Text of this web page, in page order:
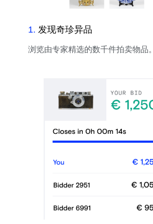
1. 发现奇珍异品
浏览由专家精选的数千件拍卖物品。